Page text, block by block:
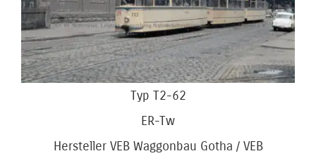
Typ T2-62
ER-Tw
Hersteller VEB Waggonbau Gotha / VEB